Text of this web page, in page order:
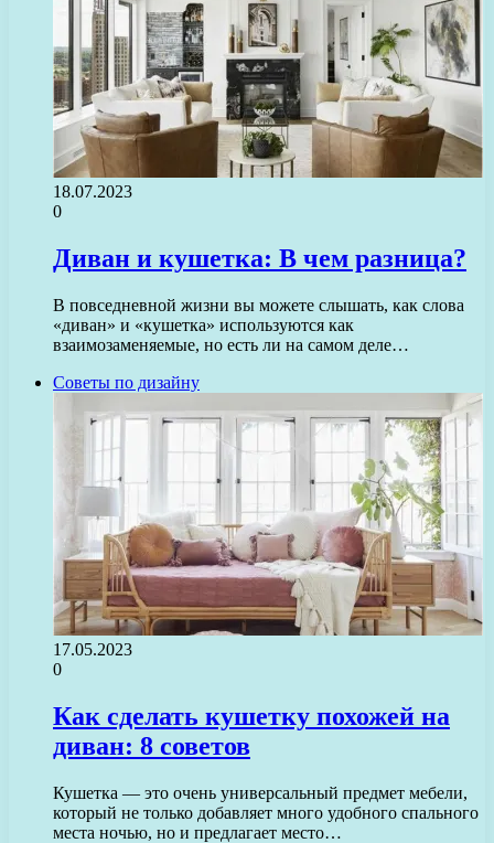
18.07.2023
0
Диван и кушетка: В чем разница?
В повседневной жизни вы можете слышать, как слова
«диван» и «кушетка» используются как
взаимозаменяемые, но есть ли на самом деле…
Советы по дизайну
17.05.2023
0
Как сделать кушетку похожей на
диван: 8 советов
Кушетка — это очень универсальный предмет мебели,
который не только добавляет много удобного спального
места ночью, но и предлагает место…